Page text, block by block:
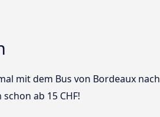
mit dem Bus von Bordeaux nach
ab 15 CHF!